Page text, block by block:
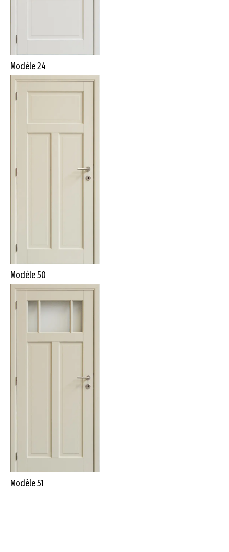
Modèle 24
Modèle 50
Modèle 51